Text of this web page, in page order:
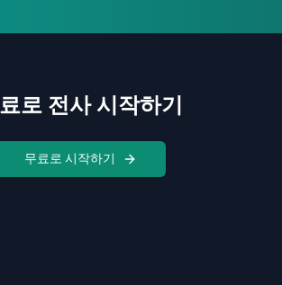
로 전사 시작하기
무료로 시작하기